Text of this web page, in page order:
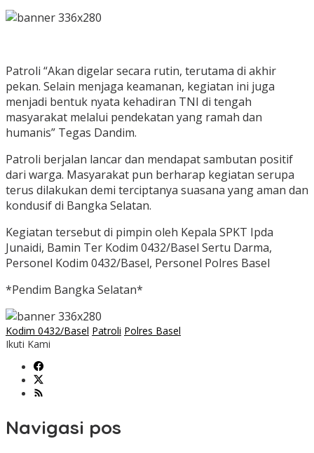
Patroli “Akan digelar secara rutin, terutama di akhir
pekan. Selain menjaga keamanan, kegiatan ini juga
menjadi bentuk nyata kehadiran TNI di tengah
masyarakat melalui pendekatan yang ramah dan
humanis” Tegas Dandim.
Patroli berjalan lancar dan mendapat sambutan positif
dari warga. Masyarakat pun berharap kegiatan serupa
terus dilakukan demi terciptanya suasana yang aman dan
kondusif di Bangka Selatan.
Kegiatan tersebut di pimpin oleh Kepala SPKT Ipda
Junaidi, Bamin Ter Kodim 0432/Basel Sertu Darma,
Personel Kodim 0432/Basel, Personel Polres Basel
*Pendim Bangka Selatan*
Kodim 0432/Basel Patroli Polres Basel
Ikuti Kami
Navigasi pos